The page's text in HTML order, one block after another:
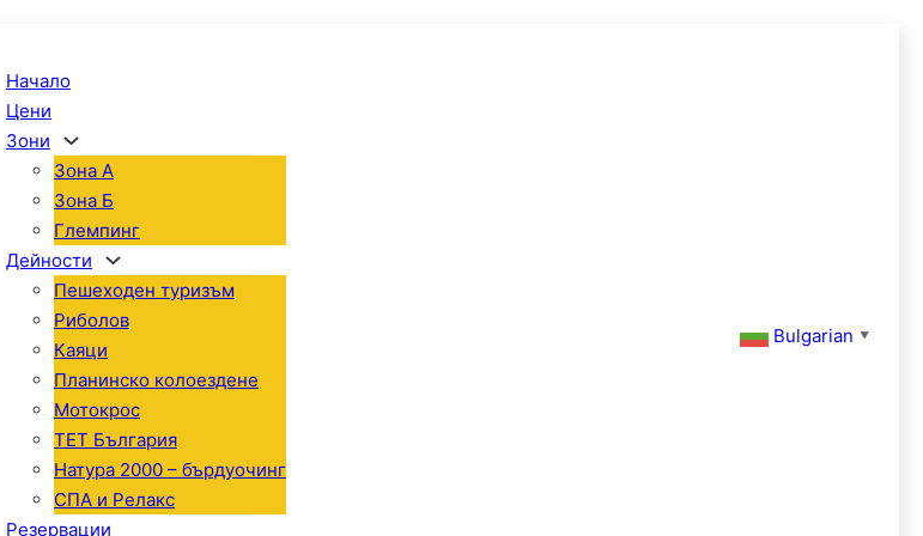
Начало
Цени
Зони
Зона А
Зона Б
Глемпинг
Дейности
Пешеходен туризъм
Риболов
Каяци
Планинско колоездене
Мотокрос
ТЕТ България
Натура 2000 – бърдуочинг
СПА и Релакс
Резервации
Bulgarian ▼